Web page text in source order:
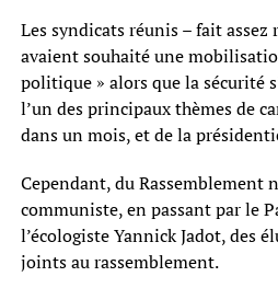
Les syndicats réunis – fait
avaient souhaité une
politique » alors que la sécurité
l’un des principaux thèmes de
dans un mois, et de la
Cependant, du Rassemblement
communiste, en passant par le
l’écologiste Yannick Jadot, des
joints au rassemblement.